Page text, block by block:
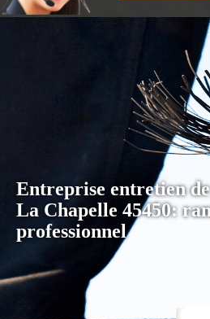
Entreprise entretien
La Chapelle 45450:
professionnel